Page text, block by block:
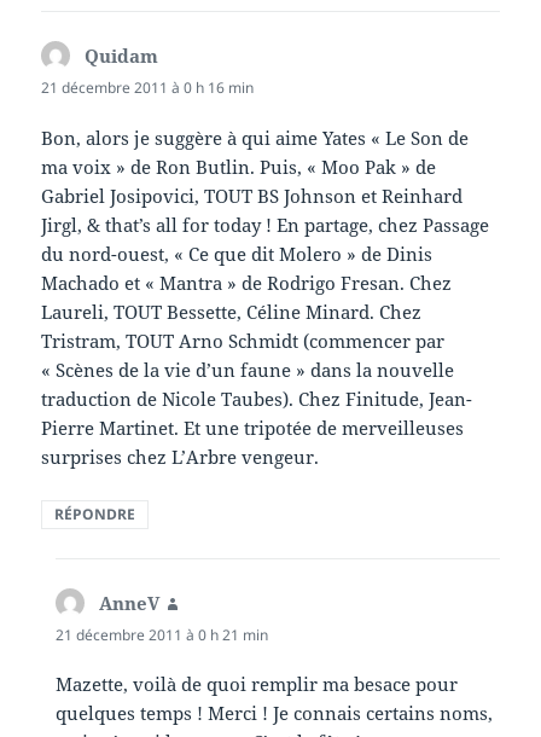
Quidam
21 décembre 2011 à 0 h 16 min
Bon, alors je suggère à qui aime Yates « Le Son de
ma voix » de Ron Butlin. Puis, « Moo Pak » de
Gabriel Josipovici, TOUT BS Johnson et Reinhard
Jirgl, & that’s all for today ! En partage, chez Passage
du nord-ouest, « Ce que dit Molero » de Dinis
Machado et « Mantra » de Rodrigo Fresan. Chez
Laureli, TOUT Bessette, Céline Minard. Chez
Tristram, TOUT Arno Schmidt (commencer par
« Scènes de la vie d’un faune » dans la nouvelle
traduction de Nicole Taubes). Chez Finitude, Jean-
Pierre Martinet. Et une tripotée de merveilleuses
surprises chez L’Arbre vengeur.
RÉPONDRE
AnneV
21 décembre 2011 à 0 h 21 min
Mazette, voilà de quoi remplir ma besace pour
quelques temps ! Merci ! Je connais certains noms,